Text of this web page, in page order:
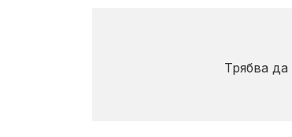
Трябва да